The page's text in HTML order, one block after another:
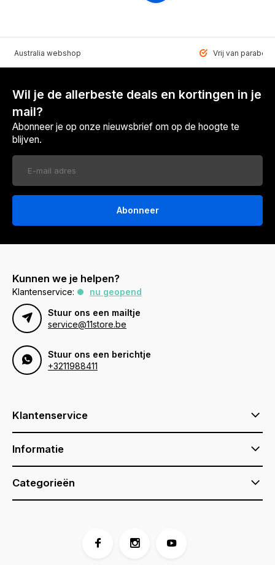
Australia webshop Vrij van
Wil je de allerbeste deals en kortingen in je
mail?
Abonneer je op onze nieuwsbrief om op de hoogte te
blijven.
Abonneer
Kunnen we je helpen?
Klantenservice:
nu geopend
Stuur ons een mailtje
service@11store.be
Stuur ons een berichtje
+3211988411
Klantenservice
Informatie
Categorieën